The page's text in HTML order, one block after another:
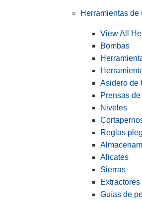
Herramientas
View All
Bombas
Asidero de
Prensas
Niveles
Reglas
Alicates
Sierras
Guías de